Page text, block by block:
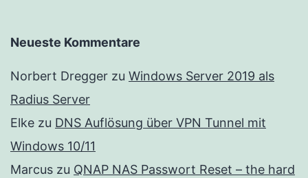
Neueste Kommentare
Norbert Dregger zu Windows Server 2019 als
Radius Server
Elke zu DNS Auflösung über VPN Tunnel mit
Windows 10/11
Marcus zu QNAP NAS Passwort Reset – the hard